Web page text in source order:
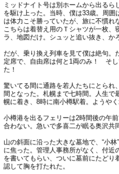
ミッドナイト号は別ホームから出るら
を駆け上った。当時、僕は33歳。周
は体力こそ勝っていたが、旅に不慣れ
こちらは着替え用のＴシャツが一枚、
ラ、地図だけ。シュッと追い抜き、か
だが、乗り換え列車を見て僕は絶句
定席で、自由席は何と1両のみ！ そ
た！
驚いてる間に通路を若人たちにとられ
間となった。札幌まで七時間。人生で
幌に着き、8時に南小樽駅着。ようや
小樽港を出るフェリーは2時間後の午
合わない。急いで多喜二が眠る奥沢共
山の斜面に沿った大きな墓地で、“小
に焦った。管理人事務所がなく、付近
を書いてもらい、ついに墓前にたどり
認して胸を打たれた。